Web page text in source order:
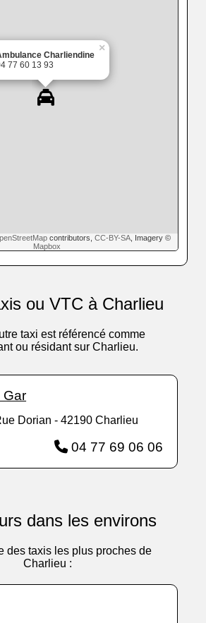
Charliendine
77 60 13 93
×
contributors, CC-BY-SA , Imagery ©
Mapbox
ou VTC à Charlieu
taxi est référencé comme
ou résidant sur Charlieu.
Gar
Dorian - 42190 Charlieu
04 77 69 06 06
dans les environs
des taxis les plus proches de
Charlieu :